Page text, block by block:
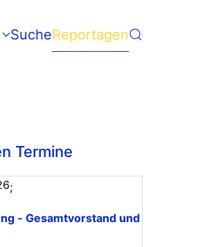
SucheReportagen
Termine
;
- Gesamtvorstand und